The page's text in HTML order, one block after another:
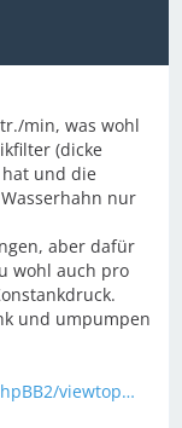
min, was wohl
(dicke
und die
nur
aber dafür
wohl auch pro
und umpumpen
viewtop…